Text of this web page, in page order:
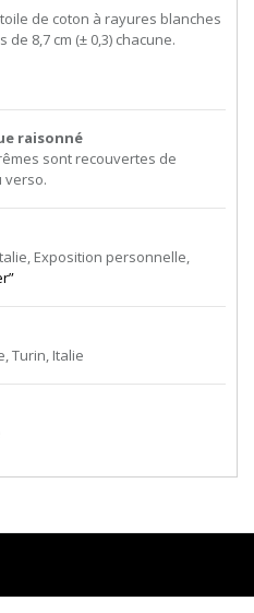
de coton à rayures blanches
8,7 cm (± 0,3) chacune.
raisonné
sont recouvertes de
verso.
Exposition personnelle,
Turin, Italie